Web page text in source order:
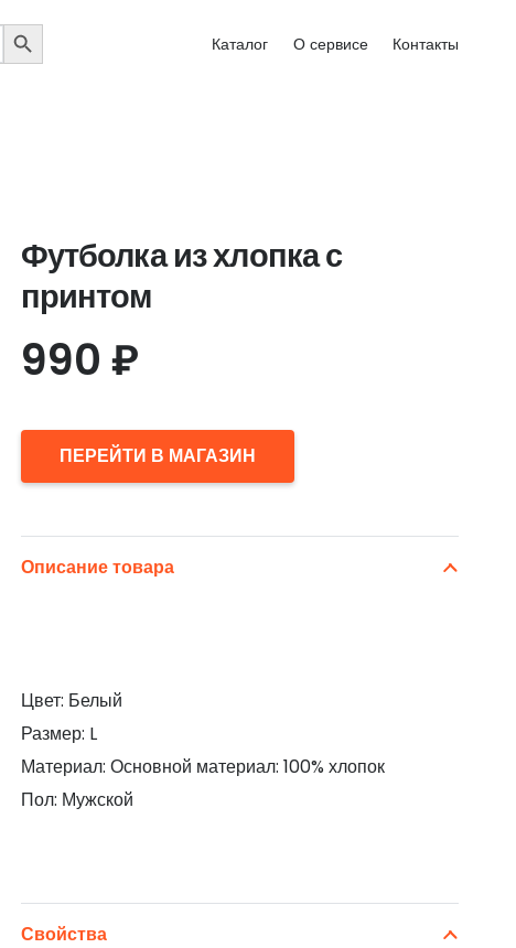
SEARCH
BUTTON
Каталог О сервисе Контакты
Футболка из хлопка с
принтом
990 ₽
ПЕРЕЙТИ В МАГАЗИН
Описание товара
Цвет: Белый
Размер: L
Материал: Основной материал: 100% хлопок
Пол: Мужской
Свойства